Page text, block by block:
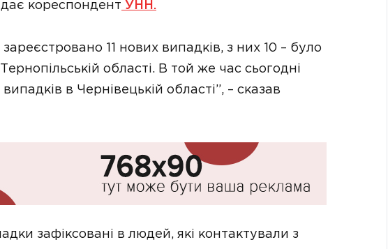
кореспондент УНН.
11 нових випадків, з них 10 – було
області. В той же час сьогодні
в Чернівецькій області”, – сказав
зафіксовані в людей, які контактували з